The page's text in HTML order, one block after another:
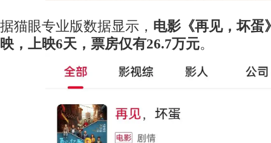
据猫眼专业版数据显示， 电影《再见，坏蛋
映，上映6天，票房仅有26.7万元。